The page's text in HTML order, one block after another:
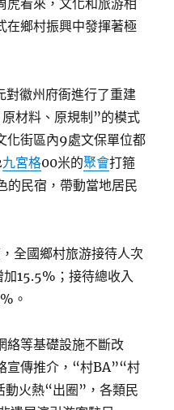
在鄉村振興中發揮著極
徽州府衙進行了重建
材料、原規制”的模式
化街區內9處文保單位都
九宮格00米的聚會打箍
的民宿，帶動當地居民
全國鄉村旅游接待人次
加15.5%；接待總收入
。
絡等基礎設施不斷改
宣傳推介，“村BA”“村
火熱“出圈”，各類民